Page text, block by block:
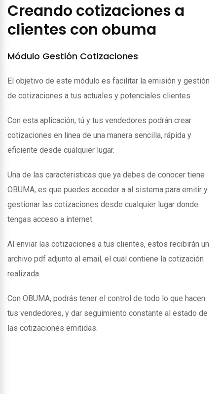
Creando cotizaciones a
clientes con obuma
Módulo Gestión Cotizaciones
El objetivo de este módulo es facilitar la emisión y gestión
de cotizaciones a tus actuales y potenciales clientes.
Con esta aplicación, tú y tus vendedores podrán crear
cotizaciones en linea de una manera sencilla, rápida y
eficiente desde cualquier lugar.
Una de las caracteristicas que ya debes de conocer tiene
OBUMA, es que puedes acceder a al sistema para emitir y
gestionar las cotizaciones desde cualquier lugar donde
tengas acceso a internet.
Al enviar las cotizaciones a tus clientes, estos recibirán un
archivo pdf adjunto al email, el cual contiene la cotización
realizada.
Con OBUMA, podrás tener el control de todo lo que hacen
tus vendedores, y dar seguimiento constante al estado de
las cotizaciones emitidas.